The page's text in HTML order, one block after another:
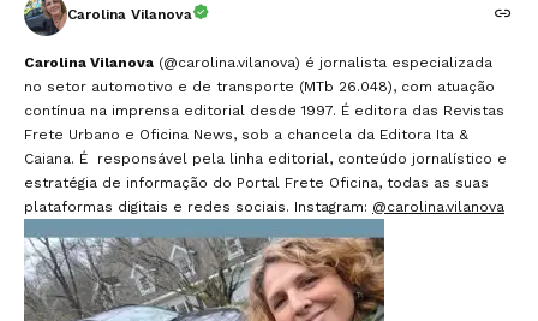
Carolina Vilanova
Carolina Vilanova (@carolina.vilanova) é jornalista especializada
no setor automotivo e de transporte (MTb 26.048), com atuação
contínua na imprensa editorial desde 1997. É editora das Revistas
Frete Urbano e Oficina News, sob a chancela da Editora Ita &
Caiana. É responsável pela linha editorial, conteúdo jornalístico e
estratégia de informação do Portal Frete Oficina, todas as suas
plataformas digitais e redes sociais. Instagram: @carolina.vilanova